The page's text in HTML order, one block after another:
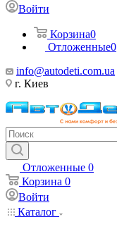
Войти
Корзина0
Отложенные0
info@autodeti.com.ua
г. Киев
Отложенные 0
Корзина 0
Войти
Каталог